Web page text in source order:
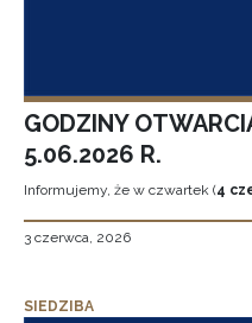
GODZINY
5.06.2026 R.
Informujemy, że w czwartek (4
3 czerwca, 2026
SIEDZIBA